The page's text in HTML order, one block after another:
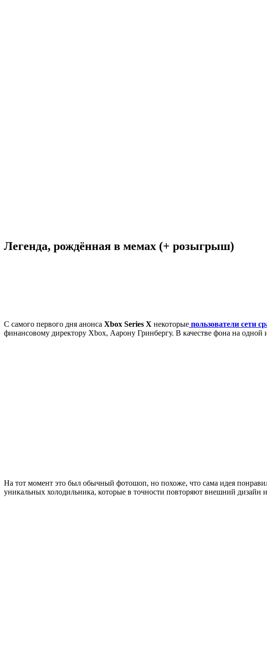
Легенда, рождённая в мемах (+ розыгрыш)
С самого первого дня анонса Xbox Series X некоторые пользователи сети
финансовому директору Xbox, Аарону Гринбергу. В качестве фона на одной
На тот момент это был обычный фотошоп, но похоже, что сама идея
уникальных холодильника, которые в точности повторяют внешний дизайн